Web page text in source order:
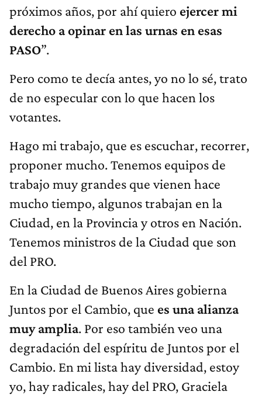
próximos años, por ahí quiero ejercer mi
derecho a opinar en las urnas en esas
PASO”.
Pero como te decía antes, yo no lo sé, trato
de no especular con lo que hacen los
votantes.
Hago mi trabajo, que es escuchar, recorrer,
proponer mucho. Tenemos equipos de
trabajo muy grandes que vienen hace
mucho tiempo, algunos trabajan en la
Ciudad, en la Provincia y otros en Nación.
Tenemos ministros de la Ciudad que son
del PRO.
En la Ciudad de Buenos Aires gobierna
Juntos por el Cambio, que es una alianza
muy amplia. Por eso también veo una
degradación del espíritu de Juntos por el
Cambio. En mi lista hay diversidad, estoy
yo, hay radicales, hay del PRO, Graciela